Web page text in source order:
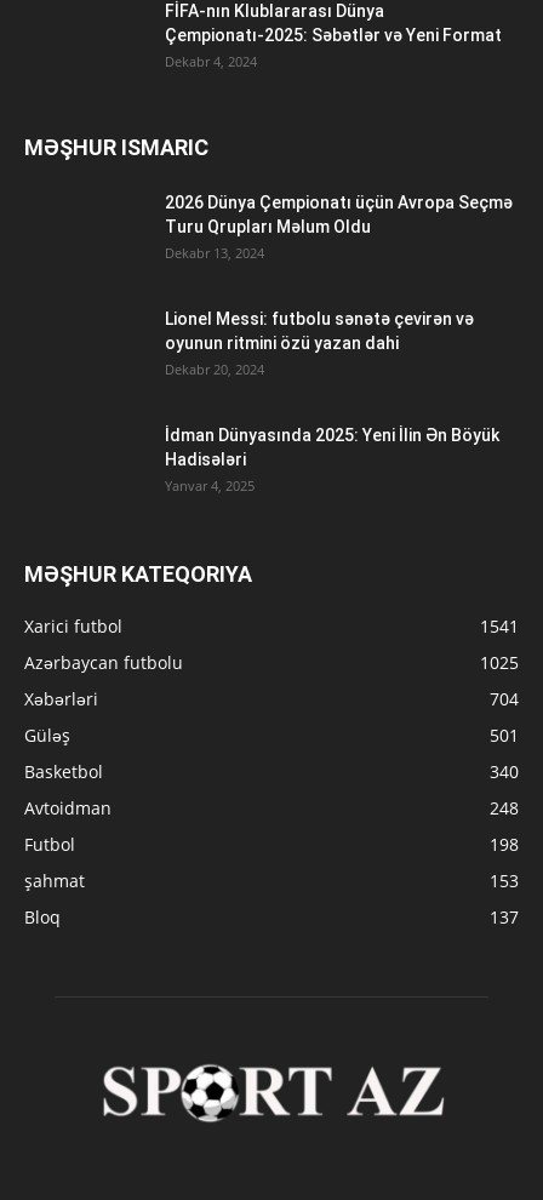
FİFA-nın Klublararası Dünya
Çempionatı-2025: Səbətlər və Yeni Format
Dekabr 4, 2024
MƏŞHUR ISMARIC
2026 Dünya Çempionatı üçün Avropa Seçmə
Turu Qrupları Məlum Oldu
Dekabr 13, 2024
Lionel Messi: futbolu sənətə çevirən və
oyunun ritmini özü yazan dahi
Dekabr 20, 2024
İdman Dünyasında 2025: Yeni İlin Ən Böyük
Hadisələri
Yanvar 4, 2025
MƏŞHUR KATEQORIYA
Xarici futbol
1541
Azərbaycan futbolu
1025
Xəbərləri
704
Güləş
501
Basketbol
340
Avtoidman
248
Futbol
198
şahmat
153
Bloq
137